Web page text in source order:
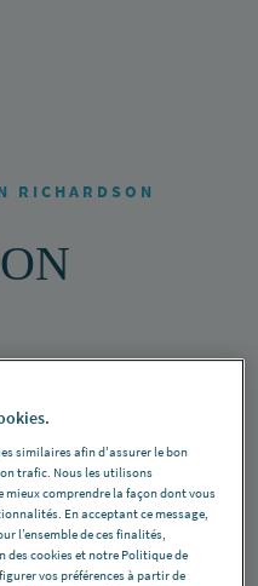
RICHARDSON
similaires afin d'assurer le bon
trafic. Nous les utilisons
mieux comprendre la façon dont vous
En acceptant ce message,
l’ensemble de ces finalités,
cookies et notre Politique de
vos préférences à partir de